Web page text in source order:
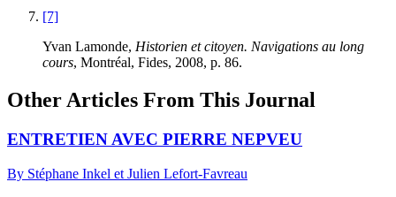
[7]
Yvan Lamonde, Historien et citoyen. Navigations au long
cours, Montréal, Fides, 2008, p. 86.
Other Articles From This Journal
ENTRETIEN AVEC PIERRE NEPVEU
By Stéphane Inkel et Julien Lefort-Favreau